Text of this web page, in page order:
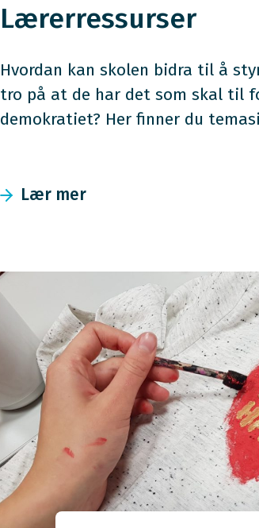
Lærerressurser
Hvordan kan skolen bidra til å
tro på at de har det som skal til
demokratiet? Her finner du
Lær mer